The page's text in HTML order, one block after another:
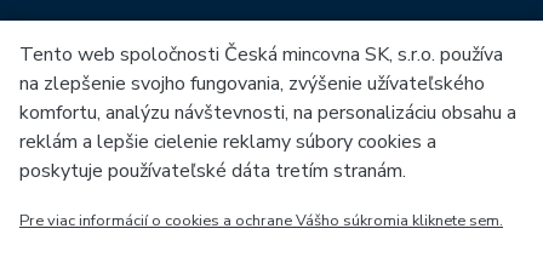
Medzi našich partnerov patria:
Európska únia
Tento web spoločnosti Česká mincovna SK, s.r.o. používa
na zlepšenie svojho fungovania, zvýšenie užívateľského
komfortu, analýzu návštevnosti, na personalizáciu obsahu a
reklám a lepšie cielenie reklamy súbory cookies a
poskytuje používateľské dáta tretím stranám.
Pre viac informácií o cookies a ochrane Vášho súkromia kliknete sem.